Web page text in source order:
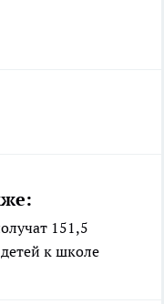
151,5
к школе